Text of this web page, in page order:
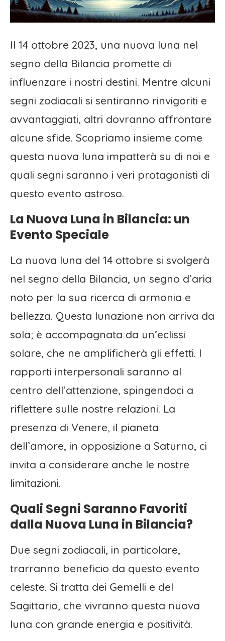
Il 14 ottobre 2023, una nuova luna nel
segno della Bilancia promette di
influenzare i nostri destini. Mentre alcuni
segni zodiacali si sentiranno rinvigoriti e
avvantaggiati, altri dovranno affrontare
alcune sfide. Scopriamo insieme come
questa nuova luna impatterà su di noi e
quali segni saranno i veri protagonisti di
questo evento astroso.
La Nuova Luna in Bilancia: un
Evento Speciale
La nuova luna del 14 ottobre si svolgerà
nel segno della Bilancia, un segno d’aria
noto per la sua ricerca di armonia e
bellezza. Questa lunazione non arriva da
sola; è accompagnata da un’eclissi
solare, che ne amplificherà gli effetti. I
rapporti interpersonali saranno al
centro dell’attenzione, spingendoci a
riflettere sulle nostre relazioni. La
presenza di Venere, il pianeta
dell’amore, in opposizione a Saturno, ci
invita a considerare anche le nostre
limitazioni.
Quali Segni Saranno Favoriti
dalla Nuova Luna in Bilancia?
Due segni zodiacali, in particolare,
trarranno beneficio da questo evento
celeste. Si tratta dei Gemelli e del
Sagittario, che vivranno questa nuova
luna con grande energia e positività.